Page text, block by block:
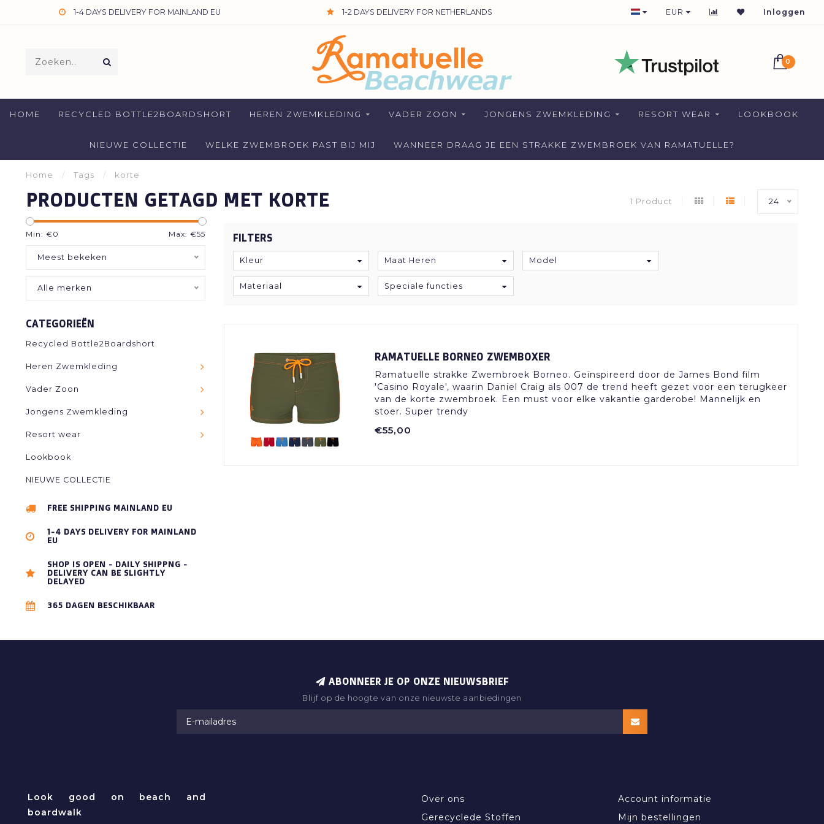
1-4 DAYS DELIVERY FOR MAINLAND EU 1-2 DAYS DELIVERY FOR NETHERLANDS 365 DAGEN BESCHIKBAAR
EUR Inloggen
0
HOME RECYCLED BOTTLE2BOARDSHORT HEREN ZWEMKLEDING VADER ZOON JONGENS ZWEMKLEDING RESORT WEAR LOOKBOOK
NIEUWE COLLECTIE WELKE ZWEMBROEK PAST BIJ MIJ WANNEER DRAAG JE EEN STRAKKE ZWEMBROEK VAN RAMATUELLE?
Home / Tags / korte
PRODUCTEN GETAGD MET KORTE 1 Product 24
Min: €0 Max: €55
Meest bekeken
Alle merken
CATEGORIEËN
Recycled Bottle2Boardshort
Heren Zwemkleding
Vader Zoon
Jongens Zwemkleding
Resort wear
Lookbook
NIEUWE COLLECTIE
FREE SHIPPING MAINLAND EU
1-4 DAYS DELIVERY FOR MAINLAND
EU
SHOP IS OPEN - DAILY SHIPPNG -
DELIVERY CAN BE SLIGHTLY
DELAYED
365 DAGEN BESCHIKBAAR
FILTERS
Kleur Maat Heren Model
Materiaal Speciale functies
RAMATUELLE BORNEO ZWEMBOXER
Ramatuelle strakke Zwembroek Borneo. Geïnspireerd door de James Bond film
'Casino Royale', waarin Daniel Craig als 007 de trend heeft gezet voor een terugkeer
van de korte zwembroek. Een must voor elke vakantie garderobe! Mannelijk en
stoer. Super trendy
€55,00
ABONNEER JE OP ONZE NIEUWSBRIEF
Blijf op de hoogte van onze nieuwste aanbiedingen
Look good on beach and
boardwalk
Over ons
Gerecyclede Stoffen
Account informatie
Mijn bestellingen